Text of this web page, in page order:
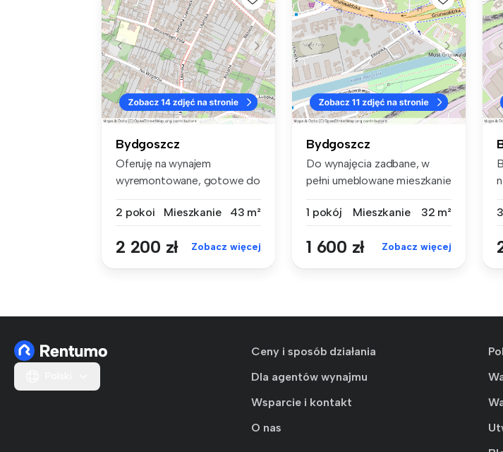
Bydgoszcz
Oferuję na wynajem
wyremontowane, gotowe do
2 pokoi
Mieszkanie 43 m²
2 200 zł Zobacz więcej
Bydgoszcz
Do wynajęcia zadbane, w
pełni umeblowane mieszkanie
1 pokój
Mieszkanie 32 m²
1 600 zł Zobacz więcej
Ceny i sposób działania
Dla agentów wynajmu
Wsparcie i kontakt
O nas